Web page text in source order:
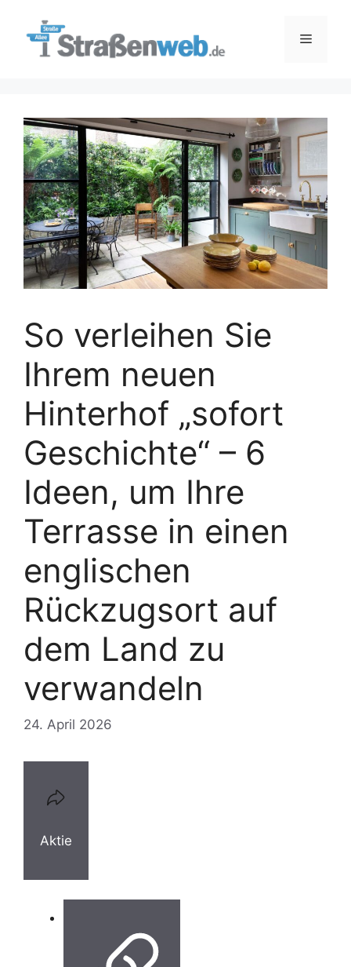
Menü
So verleihen Sie
Ihrem neuen
Hinterhof „sofort
Geschichte“ – 6
Ideen, um Ihre
Terrasse in einen
englischen
Rückzugsort auf
dem Land zu
verwandeln
24. April 2026
Aktie